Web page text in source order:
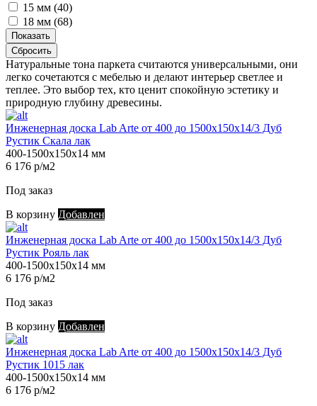
15 мм (40)
18 мм (68)
Показать
Сбросить
Натуральные тона паркета считаются универсальными, они
легко сочетаются с мебелью и делают интерьер светлее и
теплее. Это выбор тех, кто ценит спокойную эстетику и
природную глубину древесины.
Инженерная доска Lab Arte от 400 до 1500х150х14/3 Дуб
Рустик Скала лак
400-1500х150х14 мм
6 176 р/м2
Под заказ
В корзину Добавлен
Инженерная доска Lab Arte от 400 до 1500х150х14/3 Дуб
Рустик Рояль лак
400-1500х150х14 мм
6 176 р/м2
Под заказ
В корзину Добавлен
Инженерная доска Lab Arte от 400 до 1500х150х14/3 Дуб
Рустик 1015 лак
400-1500х150х14 мм
6 176 р/м2